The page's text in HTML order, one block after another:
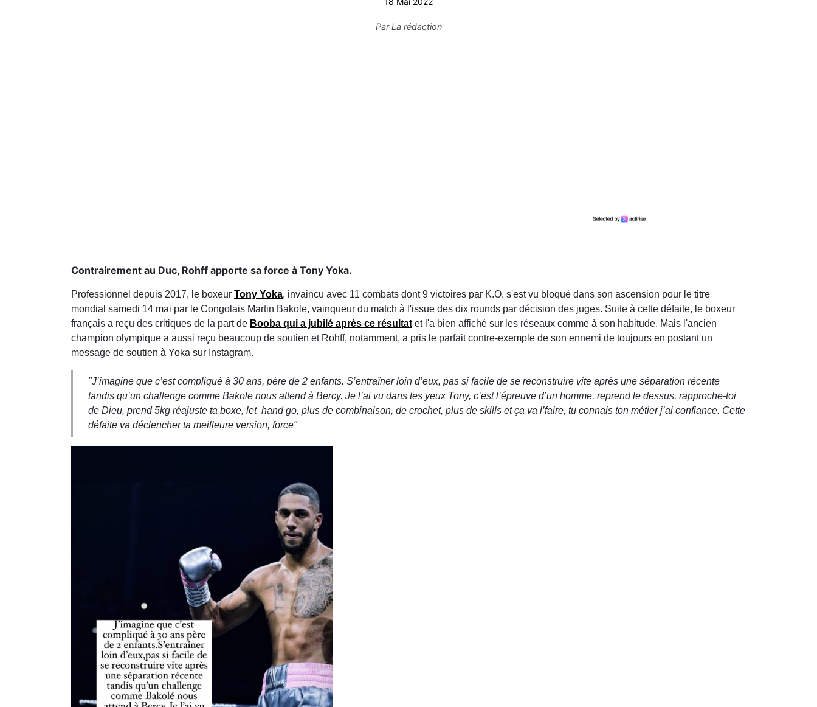
ParLa rédaction
Contrairement au Duc, Rohff apporte sa force à Tony Yoka.
Professionnel depuis 2017, le boxeur Tony Yoka, invaincu avec 11 combats dont 9 victoires par K.O, s'est vu bloqué dans son ascension pour le titre
mondial samedi 14 mai par le Congolais Martin Bakole, vainqueur du match à l'issue des dix rounds par décision des juges. Suite à cette défaite, le boxeur
français a reçu des critiques de la part de Booba qui a jubilé après ce résultat et l'a bien affiché sur les réseaux comme à son habitude. Mais l'ancien
champion olympique a aussi reçu beaucoup de soutien et Rohff, notamment, a pris le parfait contre-exemple de son ennemi de toujours en postant un
message de soutien à Yoka sur Instagram.
"J’imagine que c’est compliqué à 30 ans, père de 2 enfants. S’entraîner loin d’eux, pas si facile de se reconstruire vite après une séparation récente
tandis qu’un challenge comme Bakole nous attend à Bercy. Je l’ai vu dans tes yeux Tony, c’est l’épreuve d’un homme, reprend le dessus, rapproche-toi
de Dieu, prend 5kg réajuste ta boxe, let hand go, plus de combinaison, de crochet, plus de skills et ça va l’faire, tu connais ton métier j’ai confiance. Cette
défaite va déclencher ta meilleure version, force"